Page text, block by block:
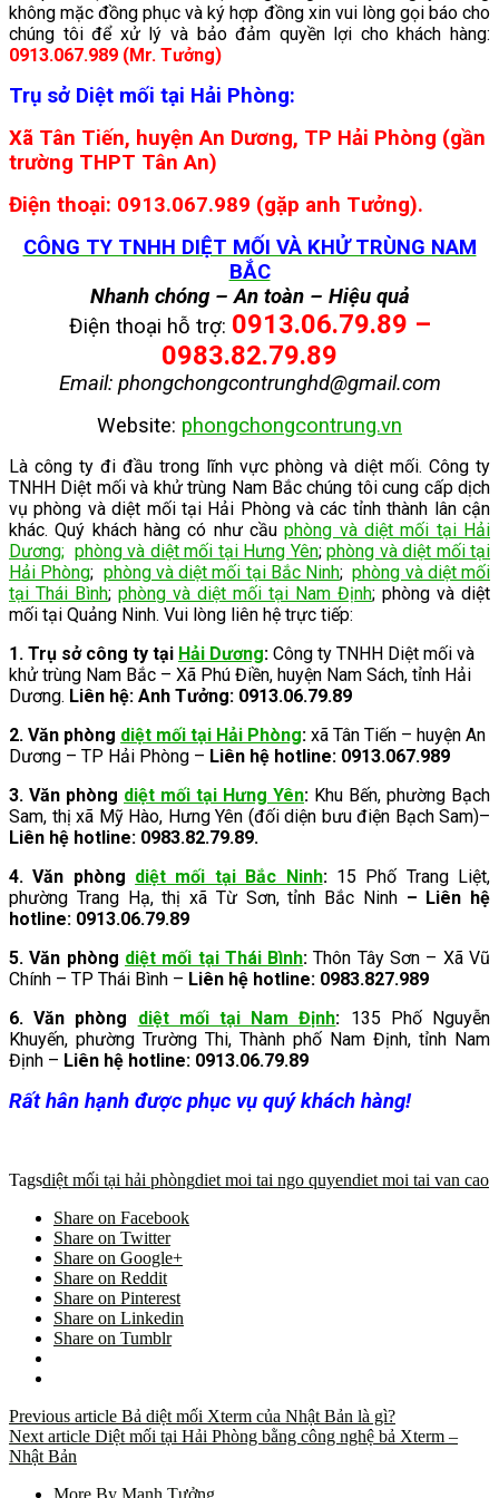
không mặc đồng phục và ký hợp đồng xin vui lòng gọi báo cho
chúng tôi để xử lý và bảo đảm quyền lợi cho khách hàng:
0913.067.989 (Mr. Tưởng)
Trụ sở Diệt mối tại Hải Phòng:
Xã Tân Tiến, huyện An Dương, TP Hải Phòng (gần
trường THPT Tân An)
Điện thoại: 0913.067.989 (gặp anh Tưởng).
CÔNG TY TNHH DIỆT MỐI VÀ KHỬ TRÙNG NAM
BẮC
Nhanh chóng – An toàn – Hiệu quả
Điện thoại hỗ trợ: 0913.06.79.89 –
0983.82.79.89
Email: phongchongcontrunghd@gmail.com
Website: phongchongcontrung.vn
Là công ty đi đầu trong lĩnh vực phòng và diệt mối. Công ty
TNHH Diệt mối và khử trùng Nam Bắc chúng tôi cung cấp dịch
vụ phòng và diệt mối tại Hải Phòng và các tỉnh thành lân cận
khác. Quý khách hàng có như cầuphòng và diệt mối tại Hải
Dương; phòng và diệt mối tại Hưng Yên;phòng và diệt mối tại
Hải Phòng; phòng và diệt mối tại Bắc Ninh;phòng và diệt mối
tại Thái Bình; phòng và diệt mối tại Nam Định; phòng và diệt
mối tại Quảng Ninh. Vui lòng liên hệ trực tiếp:
1. Trụ sở công ty tại Hải Dương: Công ty TNHH Diệt mối và
khử trùng Nam Bắc – Xã Phú Điền, huyện Nam Sách, tỉnh Hải
Dương. Liên hệ: Anh Tưởng: 0913.06.79.89
2. Văn phòng diệt mối tại Hải Phòng: xã Tân Tiến – huyện An
Dương – TP Hải Phòng – Liên hệ hotline: 0913.067.989
3. Văn phòng diệt mối tại Hưng Yên: Khu Bến, phường Bạch
Sam, thị xã Mỹ Hào, Hưng Yên (đối diện bưu điện Bạch Sam)–
Liên hệ hotline: 0983.82.79.89.
4. Văn phòng diệt mối tại Bắc Ninh:15 Phố Trang Liệt,
phường Trang Hạ, thị xã Từ Sơn, tỉnh Bắc Ninh– Liên hệ
hotline: 0913.06.79.89
5. Văn phòng diệt mối tại Thái Bình: Thôn Tây Sơn – Xã Vũ
Chính – TP Thái Bình – Liên hệ hotline: 0983.827.989
6. Văn phòng diệt mối tại Nam Định: 135 Phố Nguyễn
Khuyến, phường Trường Thi, Thành phố Nam Định, tỉnh Nam
Định – Liên hệ hotline: 0913.06.79.89
Rất hân hạnh được phục vụ quý khách hàng!
Tagsdiệt mối tại hải phòngdiet moi tai ngo quyendiet moi tai van cao
Share on Facebook
Share on Twitter
Share on Google+
Share on Reddit
Share on Pinterest
Share on Linkedin
Share on Tumblr
Previous article Bả diệt mối Xterm của Nhật Bản là gì?
Next article Diệt mối tại Hải Phòng bằng công nghệ bả Xterm –
Nhật Bản
More By Mạnh Tưởng